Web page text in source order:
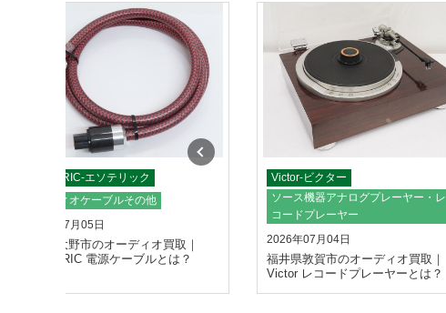
ESOTERIC-エソテリック
オーディオケーブルその他
2026年07月05日
福井県大野市のオーディオ買取｜
ESOTERIC 電源ケーブルとは？
Victor-ビクター
ソース機器アナログプレーヤー・レ
コードプレーヤー
2026年07月04日
福井県敦賀市のオーディオ買取｜
Victor レコードプレーヤーとは？